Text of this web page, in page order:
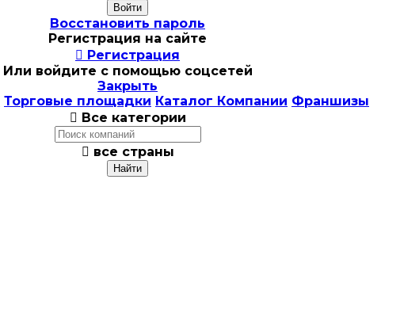
Восстановить пароль
Регистрация на сайте
 Регистрация
Или войдите с помощью соцсетей
Закрыть
Торговые площадки Каталог Компании Франшизы
 Все категории
 все страны